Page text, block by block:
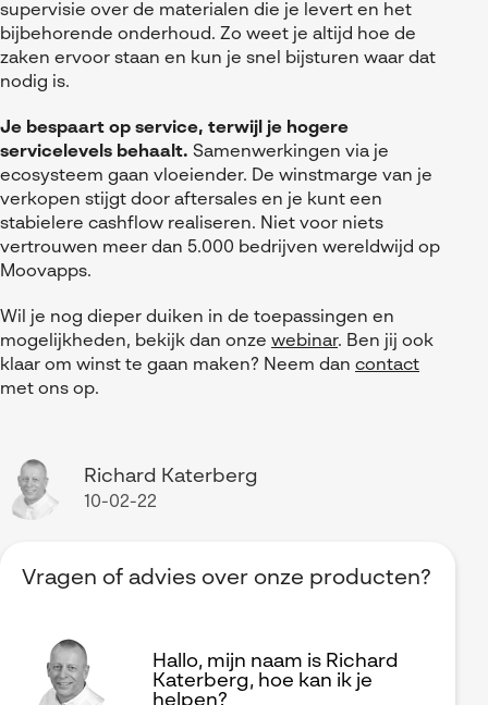
supervisie over de materialen die je levert en het
bijbehorende onderhoud. Zo weet je altijd hoe de
zaken ervoor staan en kun je snel bijsturen waar dat
nodig is.
Je bespaart op service, terwijl je hogere
servicelevels behaalt. Samenwerkingen via je
ecosysteem gaan vloeiender. De winstmarge van je
verkopen stijgt door aftersales en je kunt een
stabielere cashflow realiseren. Niet voor niets
vertrouwen meer dan 5.000 bedrijven wereldwijd op
Moovapps.
Wil je nog dieper duiken in de toepassingen en
mogelijkheden, bekijk dan onze webinar. Ben jij ook
klaar om winst te gaan maken? Neem dan contact
met ons op.
Richard Katerberg
10-02-22
Vragen of advies over onze producten?
Hallo, mijn naam is Richard
Katerberg, hoe kan ik je
helpen?